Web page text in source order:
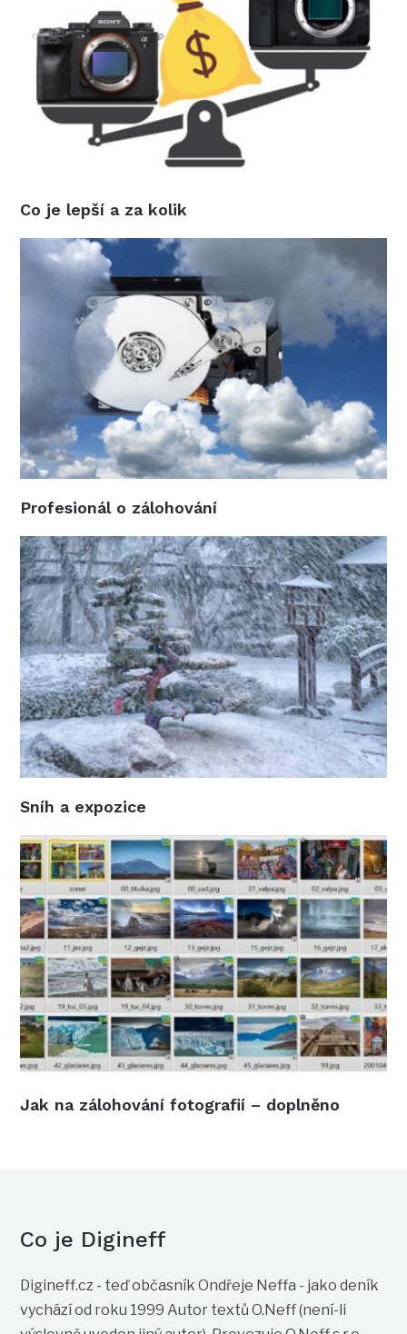
Co je lepší a za kolik
Profesionál o zálohování
Sníh a expozice
Jak na zálohování fotografií – doplněno
Co je Digineff
Digineff.cz - teď občasník Ondřeje Neffa - jako deník
vychází od roku 1999 Autor textů O.Neff (není-li